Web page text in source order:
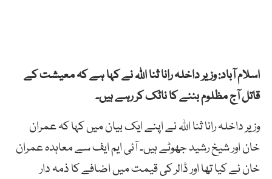
اسلام آباد: وزیر داخلہ رانا ثنا اللہ نے کہا ہے کہ معیشت کے
قاتل آج مظلوم بننے کا ناٹک کر رہے ہیں۔
وزیر داخلہ رانا ثنا اللہ نے اپنے ایک بیان میں کہا کہ عمران
خان اور شیخ رشید جھوٹے ہیں۔ آئی ایم ایف سے معاہدہ عمران
خان نے کیا تھا اور ڈالر کی قیمت میں اضافے کا ذمہ دار